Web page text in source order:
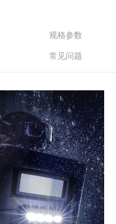
规格参数
常见问题